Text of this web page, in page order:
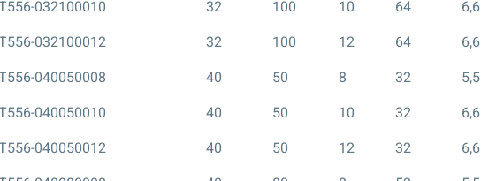
032100010
32 100 10 64 6,6
032100012
32 100 12 64 6,6
040050008
40 50 8 32 5,5
040050010
40 50 10 32 6,6
040050012
40 50 12 32 6,6